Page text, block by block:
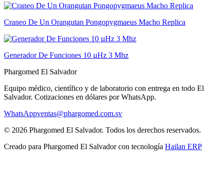
Craneo De Un Orangutan Pongopygmaeus Macho Replica
Generador De Funciones 10 µHz 3 Mhz
Phargomed El Salvador
Equipo médico, científico y de laboratorio con entrega en todo El
Salvador. Cotizaciones en dólares por WhatsApp.
WhatsAppventas@phargomed.com.sv
© 2026 Phargomed El Salvador. Todos los derechos reservados.
Creado para Phargomed El Salvadorcon tecnología Hailan ERP